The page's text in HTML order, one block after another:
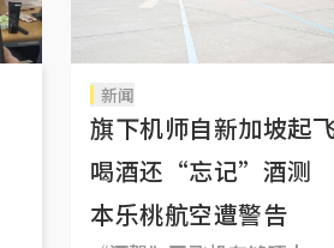
新闻
旗下机师自新加坡起
喝酒还“忘记”酒测
本乐桃航空遭警告